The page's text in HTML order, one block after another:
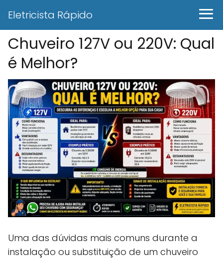
Eletricista Rápido
Chuveiro 127V ou 220V: Qual
é Melhor?
Uma das dúvidas mais comuns durante a
instalação ou substituição de um chuveiro